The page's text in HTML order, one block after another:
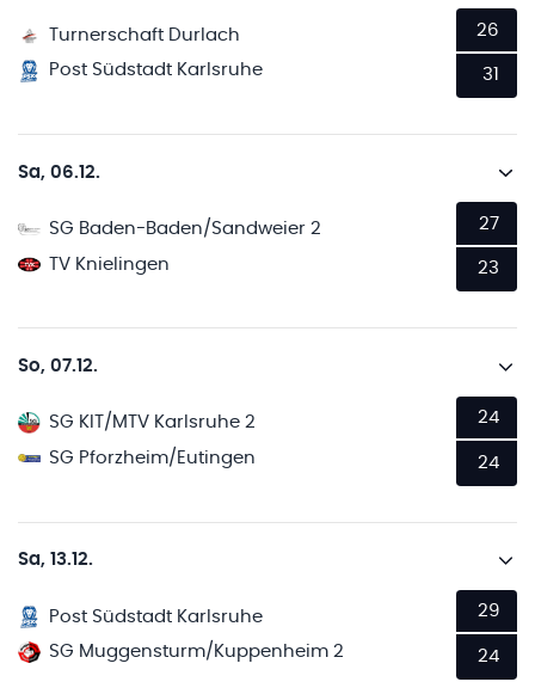
Turnerschaft Durlach
Post Südstadt Karlsruhe
26
31
Sa, 06.12.
SG Baden-Baden/Sandweier 2
TV Knielingen
27
23
So, 07.12.
SG KIT/MTV Karlsruhe 2
SG Pforzheim/Eutingen
24
24
Sa, 13.12.
Post Südstadt Karlsruhe
SG Muggensturm/Kuppenheim 2
29
24